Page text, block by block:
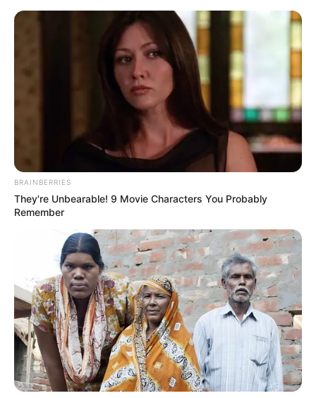
Extinção da FUNASA foi publicada no Diário oficial da União
A bactéria que tem matado crianças pelo mundo
.
Mito e verdade sobre a carne de porco. Conheça os novos
Negligência médica envolvendo gestantes e recém-nascidos
BRAINBERRIES
They're Unbearable! 9 Movie Characters You Probably
Remember